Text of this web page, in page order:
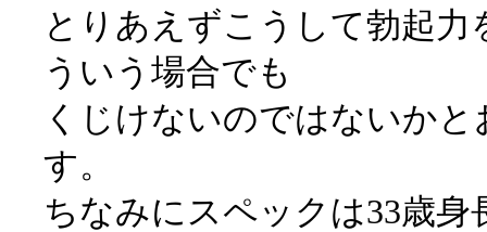
とりあえずこうして勃起
ういう場合でも
くじけないのではないか
す。
ちなみにスペックは33歳身